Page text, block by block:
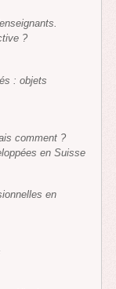
?
: objets
comment ?
en Suisse
en